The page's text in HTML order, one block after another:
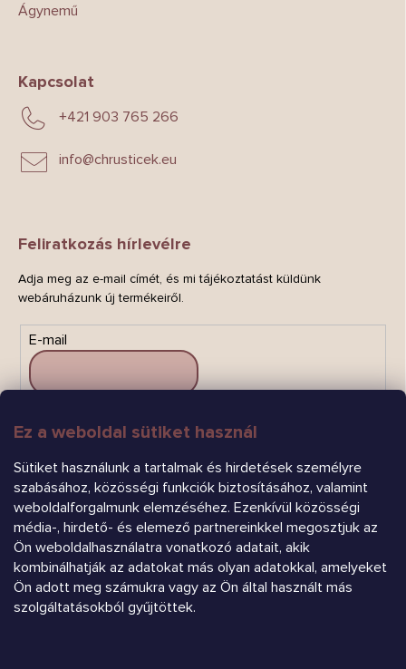
Ez a weboldal sütiket használ
Sütiket használunk a tartalmak és hirdetések személyre
szabásához, közösségi funkciók biztosításához, valamint
weboldalforgalmunk elemzéséhez. Ezenkívül közösségi
média-, hirdető- és elemező partnereinkkel megosztjuk az
Ön weboldalhasználatra vonatkozó adatait, akik
kombinálhatják az adatokat más olyan adatokkal, amelyeket
Ön adott meg számukra vagy az Ön által használt más
szolgáltatásokból gyűjtöttek.
Ágynemű
Kapcsolat
info@chrusticek.eu
+421 903 765 266
Feliratkozás hírlevélre
Adja meg az e-mail címét, és mi tájékoztatást küldünk
webáruházunk új termékeiről.
E-mail
FELIRATKOZÁS
Árukereső.hu